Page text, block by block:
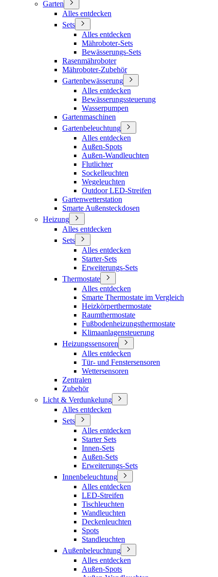
Garten
Alles entdecken
Sets
Alles entdecken
Mähroboter-Sets
Bewässerungs-Sets
Rasenmähroboter
Mähroboter-Zubehör
Gartenbewässerung
Alles entdecken
Bewässerungssteuerung
Wasserpumpen
Gartenmaschinen
Gartenbeleuchtung
Alles entdecken
Außen-Spots
Außen-Wandleuchten
Flutlichter
Sockelleuchten
Wegeleuchten
Outdoor LED-Streifen
Gartenwetterstation
Smarte Außensteckdosen
Heizung
Alles entdecken
Sets
Alles entdecken
Starter-Sets
Erweiterungs-Sets
Thermostate
Alles entdecken
Smarte Thermostate im Vergleich
Heizkörperthermostate
Raumthermostate
Fußbodenheizungsthermostate
Klimaanlagensteuerung
Heizungssensoren
Alles entdecken
Tür- und Fenstersensoren
Wettersensoren
Zentralen
Zubehör
Licht & Verdunkelung
Alles entdecken
Sets
Alles entdecken
Starter Sets
Innen-Sets
Außen-Sets
Erweiterungs-Sets
Innenbeleuchtung
Alles entdecken
LED-Streifen
Tischleuchten
Wandleuchten
Deckenleuchten
Spots
Standleuchten
Außenbeleuchtung
Alles entdecken
Außen-Spots